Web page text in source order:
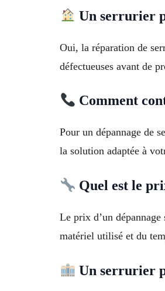
Un serrurier
Oui, la réparation de
défectueuses avant de
Comment
Pour un dépannage de
la solution adaptée à
Quel est le
Le prix d’un
matériel utilisé et du
Un serrurier